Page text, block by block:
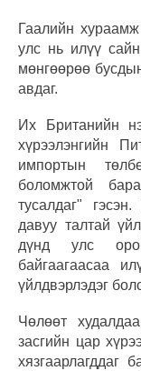
Гаалийн
улс нь илүү
мөнгөөрөө
авдаг.
Их Британийн
хүрээлэнгийн
импортын
боломжтой
тусалдаг"
давуу талтай
дүнд улс
байгаагаасаа
үйлдвэрлэдэг
Чөлөөт
засгийн цар
хязгаарлагддаг